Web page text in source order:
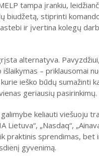
tampa įrankiu,
biudžetą, stiprinti
ir įvertina kolegų
alternatyva. Pavyzdžiui,
– priklausomai
ieško būdų sumažinti
geriausių pasirinkimų.
keliauti viešuoju
Lietuva“, „Nasdaq“,
praktinis sprendimas, bet
gyvenimą.